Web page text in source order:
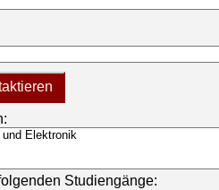
Studiengänge: